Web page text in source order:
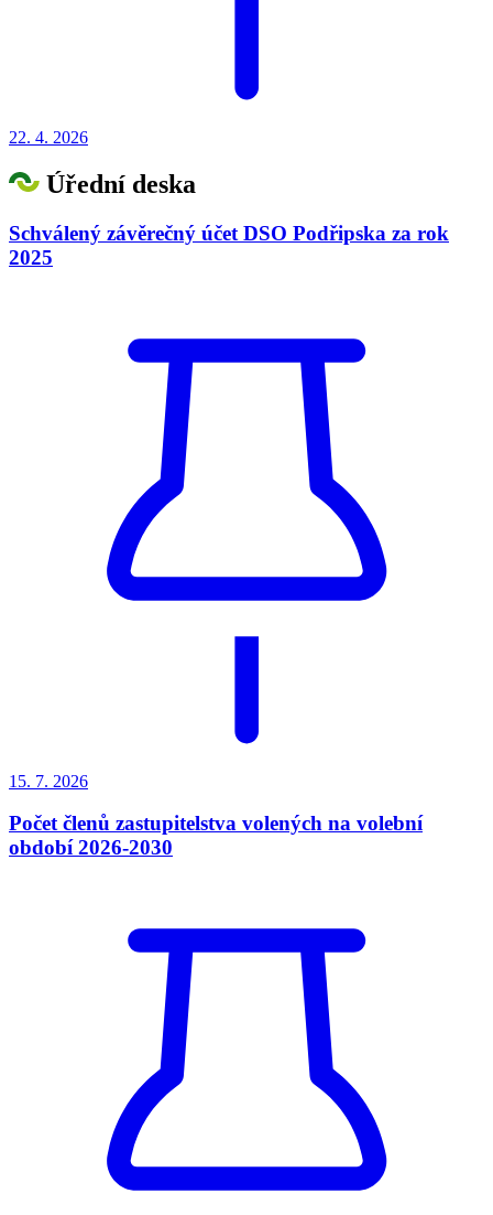
22. 4. 2026
Úřední deska
Schválený závěrečný účet DSO Podřipska za rok
2025
15. 7. 2026
Počet členů zastupitelstva volených na volební
období 2026-2030